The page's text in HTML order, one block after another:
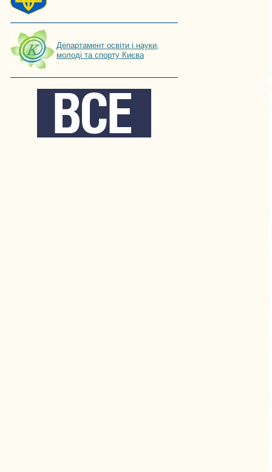
Департамент освіти і науки,
молоді та спорту Києва